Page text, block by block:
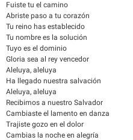
Fuiste tu el camino
Abriste paso a tu corazón
Tu reino has establecido
Tu nombre es la solución
Tuyo es el dominio
Gloria sea al rey vencedor
Aleluya, aleluya
Ha llegado nuestra salvación
Aleluya, aleluya
Recibimos a nuestro Salvador
Cambiaste el lamento en danza
Trajiste gozo en el dolor
Cambias la noche en alegría